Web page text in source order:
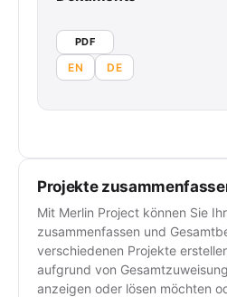
PDF
EN DE
Projekte
Mit Merlin Project können Sie
zusammenfassen und
verschiedenen Projekte
aufgrund von
anzeigen oder lösen möchten